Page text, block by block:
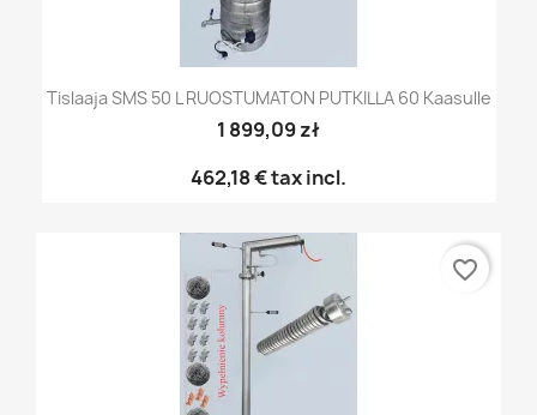
Tislaaja SMS 50 L RUOSTUMATON PUTKILLA 60 Kaasulle
1 899,09 zł
462,18 €tax incl.
favorite_border